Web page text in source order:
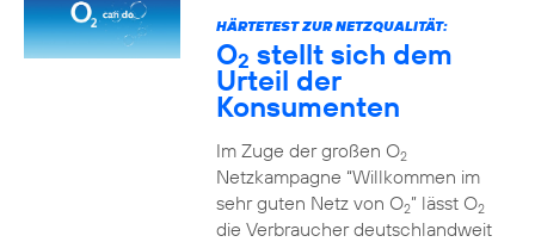
HÄRTETEST ZUR NETZQUALITÄT:
O2 stellt sich dem
Urteil der
Konsumenten
Im Zuge der großen O2
Netzkampagne “Willkommen im
sehr guten Netz von O2” lässt O2
die Verbraucher deutschlandweit